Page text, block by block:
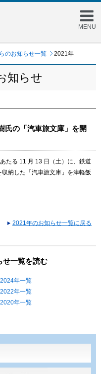
MENU
のお知らせ一覧 2021年
知らせ
氏の「汽車旅文庫」を開
たる 11 月 13 日（土）に、鉄道
納した「汽車旅文庫」を津軽飯
2021年のお知らせ一覧に戻る
せ一覧を読む
2024年一覧
2022年一覧
2020年一覧